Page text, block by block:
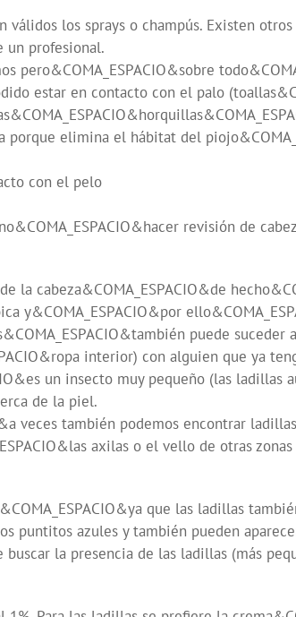
los sprays o champús. Existen
un profesional.
pero&COMA_ESPACIO&sobre
estar en contacto con el palo
elimina el hábitat del
con el pelo
revisión de
la cabeza&COMA_ESPACIO&de
y&COMA_ESPACIO&por
puede
interior) con alguien que ya
un insecto muy pequeño (las ladillas
de la piel.
veces también podemos encontrar
axilas o el vello de otras
que las ladillas
puntitos azules y también pueden
buscar la presencia de las ladillas (más